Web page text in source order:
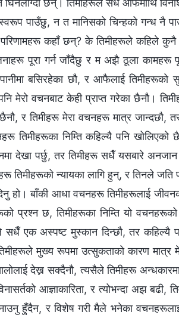
घिनलाग्दा छन्। तिमीहरूले सधैँ आफैमाथि
स्वरूप पाउँछु, न त मानिसको चिन्‍हको गन्ध नै
कहाँ छन्? के तिमीहरूले कहिले कुनै
पूरा गर्न जाँदैछु र म अझै ठूला कामहरू
पानीमा बसिरहेका छौ, र आफैलाई
मेरो वचनबाट केही प्राप्त गरेका छैनौ।
र तिमीहरू मेरा वचनहरू मात्र जान्दछौ,
तिमीहरूका निम्ति कहिल्यै पनि
देखा पर्छु, तर तिमीहरू सधैँ यसबारे
तिमीहरूको न्यायका लागि हुन्, र तिनले जति
हो। बाँकी आधा वचनहरू तिमीहरूलाई
प्रश्‍न छ, तिमीहरूका निम्ति यो
एक अस्पष्ट मुस्कान दिन्छौ, तर कहिल्यै
मुख्य रूपमा उत्सुकताको कारण मात्र
देख्न सक्दैनौ, त्यसैले तिमीहरू
आज्ञाकारिता, र त्योभन्दा अझ
हुँदैन, र विशेष गरी मैले भनेका